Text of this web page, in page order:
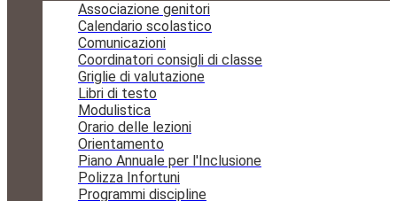
Associazione genitori
Calendario scolastico
Comunicazioni
Coordinatori consigli di classe
Griglie di valutazione
Libri di testo
Modulistica
Orario delle lezioni
Orientamento
Piano Annuale per l'Inclusione
Polizza Infortuni
Programmi discipline